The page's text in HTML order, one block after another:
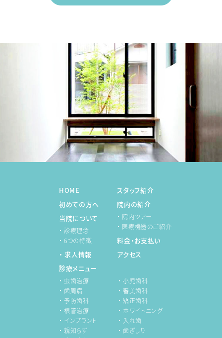
HOME
初めての方へ
当院について
・ 診療理念
・ 6つの特徴
・ 求人情報
スタッフ紹介
院内の紹介
・ 院内ツアー
・ 医療機器のご紹介
料金・お支払い
アクセス
診療メニュー
・ 虫歯治療
・ 歯周病
・ 予防歯科
・ 根管治療
・ インプラント
・ 親知らず
・ 小児歯科
・ 審美歯科
・ 矯正歯科
・ ホワイトニング
・ 入れ歯
・ 歯ぎしり